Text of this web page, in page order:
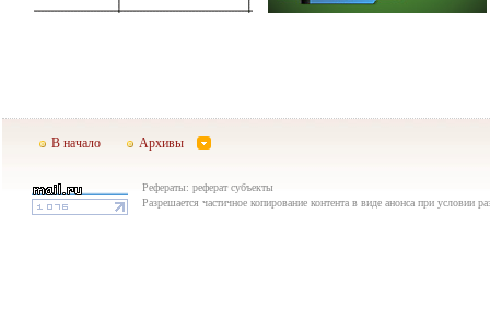
В начало Архивы
Рефераты: реферат субъекты
Разрешается частичное копирование контента в виде анонса при условии